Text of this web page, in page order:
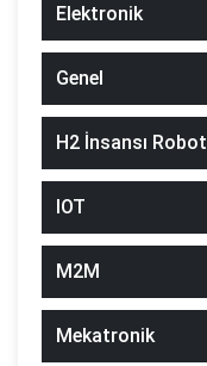
Elektronik
Genel
H2 İnsansı Robot
IOT
M2M
Mekatronik